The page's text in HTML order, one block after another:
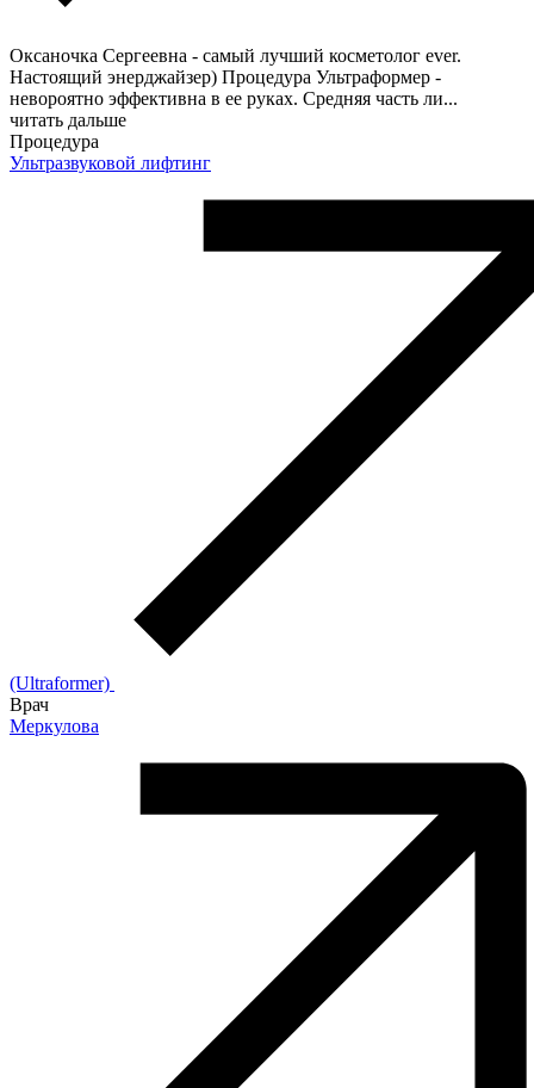
Оксаночка Сергеевна - самый лучший косметолог ever.
Настоящий энерджайзер) Процедура Ультраформер -
невороятно эффективна в ее руках. Средняя часть ли...
читать дальше
Процедура
Ультразвуковой лифтинг
(Ultraformer)
Врач
Меркулова